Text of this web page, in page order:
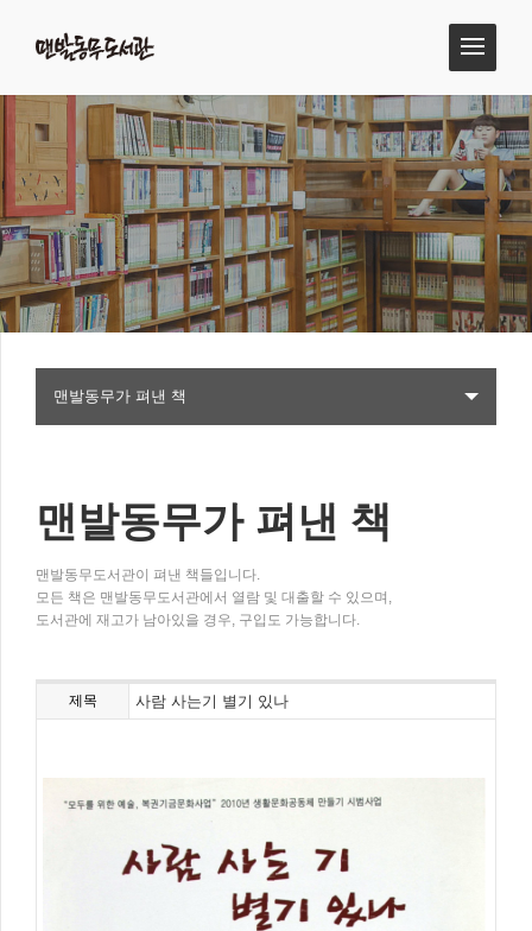
맨발동무가 펴낸 책
맨발동무가 펴낸 책
맨발동무도서관이 펴낸 책들입니다.
모든 책은 맨발동무도서관에서 열람 및 대출할 수 있으며,
도서관에 재고가 남아있을 경우, 구입도 가능합니다.
제목 사람 사는기 별기 있나